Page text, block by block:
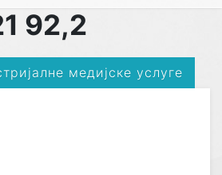
92,2
медијске услуге